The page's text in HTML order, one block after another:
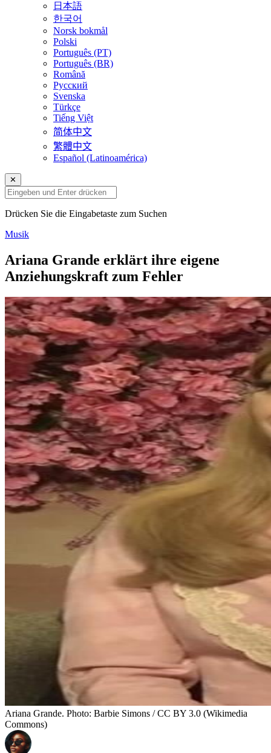
日本語
한국어
Norsk bokmål
Polski
Português (PT)
Português (BR)
Română
Русский
Svenska
Türkçe
Tiếng Việt
简体中文
繁體中文
Español (Latinoamérica)
✕
Drücken Sie die Eingabetaste zum Suchen
Musik
Ariana Grande erklärt ihre eigene
Anziehungskraft zum Fehler
Ariana Grande. Photo: Barbie Simons / CC BY 3.0 (Wikimedia
Commons)